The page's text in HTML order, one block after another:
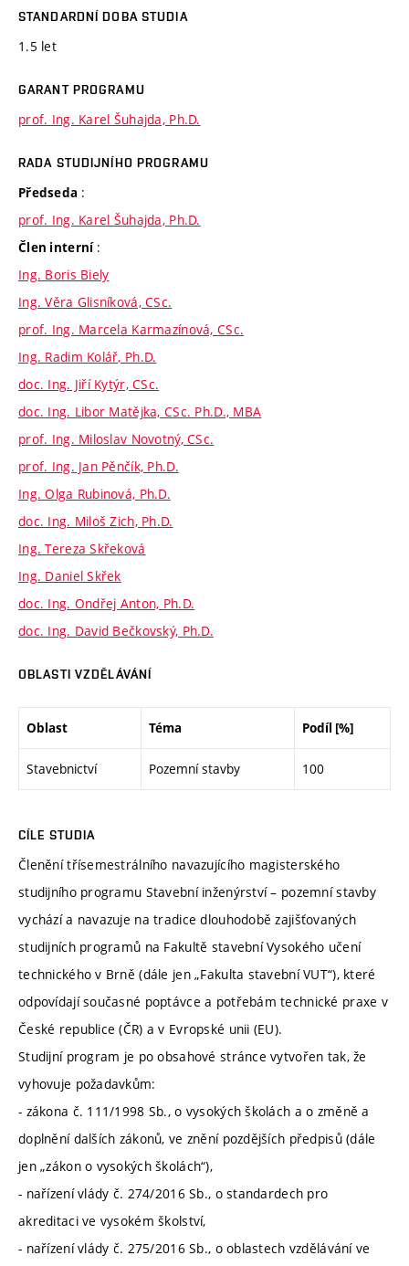
STANDARDNÍ DOBA STUDIA
1.5 let
GARANT PROGRAMU
prof. Ing. Karel Šuhajda, Ph.D.
RADA STUDIJNÍHO PROGRAMU
Předseda :
prof. Ing. Karel Šuhajda, Ph.D.
Člen interní :
Ing. Boris Biely
Ing. Věra Glisníková, CSc.
prof. Ing. Marcela Karmazínová, CSc.
Ing. Radim Kolář, Ph.D.
doc. Ing. Jiří Kytýr, CSc.
doc. Ing. Libor Matějka, CSc. Ph.D., MBA
prof. Ing. Miloslav Novotný, CSc.
prof. Ing. Jan Pěnčík, Ph.D.
Ing. Olga Rubinová, Ph.D.
doc. Ing. Miloš Zich, Ph.D.
Ing. Tereza Skřeková
Ing. Daniel Skřek
doc. Ing. Ondřej Anton, Ph.D.
doc. Ing. David Bečkovský, Ph.D.
OBLASTI VZDĚLÁVÁNÍ
Oblast Téma Podíl [%]
Stavebnictví Pozemní stavby 100
CÍLE STUDIA
Členění třísemestrálního navazujícího magisterského
studijního programu Stavební inženýrství – pozemní stavby
vychází a navazuje na tradice dlouhodobě zajišťovaných
studijních programů na Fakultě stavební Vysokého učení
technického v Brně (dále jen „Fakulta stavební VUT“), které
odpovídají současné poptávce a potřebám technické praxe v
České republice (ČR) a v Evropské unii (EU).
Studijní program je po obsahové stránce vytvořen tak, že
vyhovuje požadavkům:
- zákona č. 111/1998 Sb., o vysokých školách a o změně a
doplnění dalších zákonů, ve znění pozdějších předpisů (dále
jen „zákon o vysokých školách“),
- nařízení vlády č. 274/2016 Sb., o standardech pro
akreditaci ve vysokém školství,
- nařízení vlády č. 275/2016 Sb., o oblastech vzdělávání ve